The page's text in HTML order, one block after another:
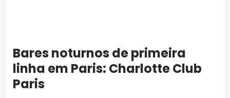
Bares noturnos de primeira
linha em Paris: Charlotte Club
Paris